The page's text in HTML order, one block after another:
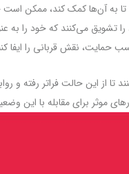
آن‌ها کمک کند، ممکن است
تشویق می‌کنند که خود را به
حمایت، نقش قربانی را ایفا
تا از این حالت فراتر رفته و
موثر برای مقابله با این